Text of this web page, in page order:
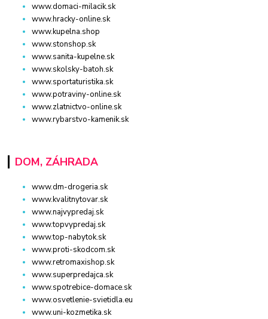
www.domaci-milacik.sk
www.hracky-online.sk
www.kupelna.shop
www.stonshop.sk
www.sanita-kupelne.sk
www.skolsky-batoh.sk
www.sportaturistika.sk
www.potraviny-online.sk
www.zlatnictvo-online.sk
www.rybarstvo-kamenik.sk
DOM, ZÁHRADA
www.dm-drogeria.sk
www.kvalitnytovar.sk
www.najvypredaj.sk
www.topvypredaj.sk
www.top-nabytok.sk
www.proti-skodcom.sk
www.retromaxishop.sk
www.superpredajca.sk
www.spotrebice-domace.sk
www.osvetlenie-svietidla.eu
www.uni-kozmetika.sk